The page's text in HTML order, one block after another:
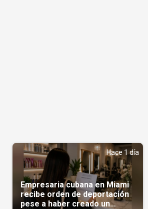
Hace 1 día
Empresaria cubana en Miami
recibe orden de deportación
pese a haber creado un